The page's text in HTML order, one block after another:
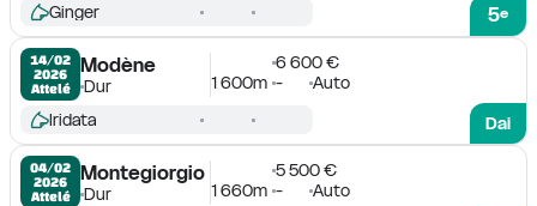
5e
Ginger
14/02
2026
Attelé
Modène
Dur
6 600 €
1 600m -
Auto
Dai
Iridata
04/02
2026
Attelé
Montegiorgio
Dur
5 500 €
1 660m - Auto